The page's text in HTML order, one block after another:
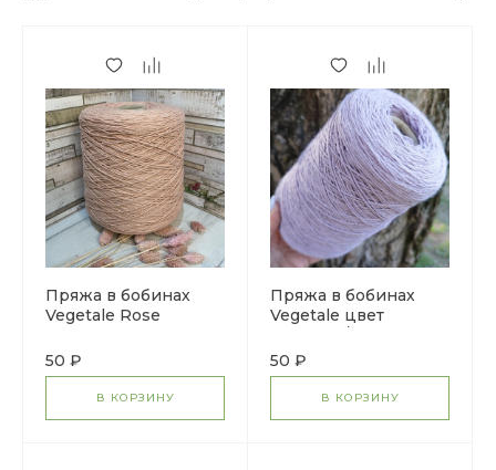
Пряжа в бобинах
Vegetale Rose
50 ₽
В КОРЗИНУ
Пряжа в бобинах
Vegetale цвет
гр
50 ₽
В КОРЗИНУ